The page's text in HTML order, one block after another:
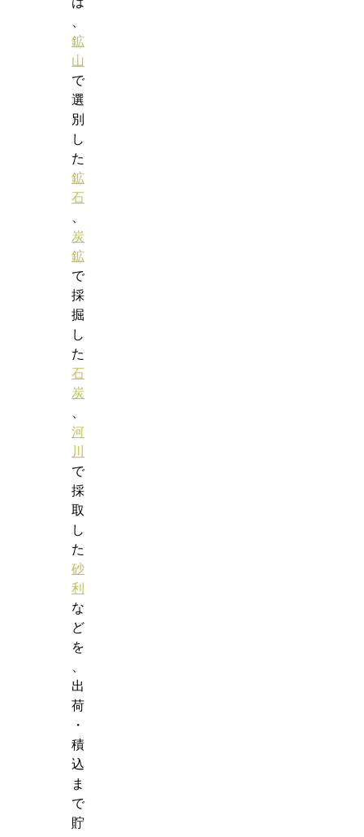
、
鉱
山
で
選
別
し
た
鉱
石
、
炭
鉱
で
採
掘
し
た
石
炭
、
河
川
で
採
取
し
た
砂
利
な
ど
を
、
出
荷
・
積
込
ま
で
貯